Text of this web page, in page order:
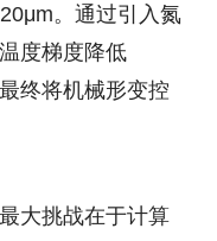
。通过引入氮
度梯度降低
终将机械形变控
大挑战在于计算